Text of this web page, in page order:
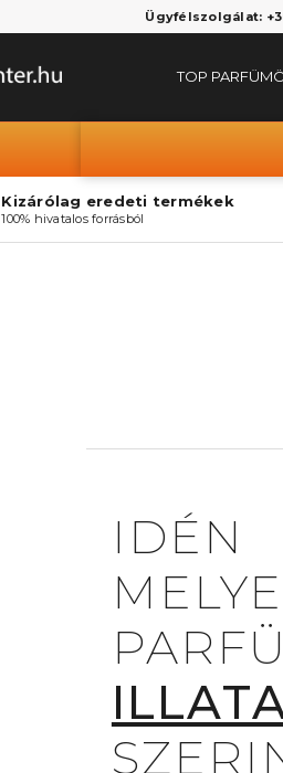
Ügyfélszolgálat:
TOP
Kizárólag eredeti termékek
100% hivatalos forrásból